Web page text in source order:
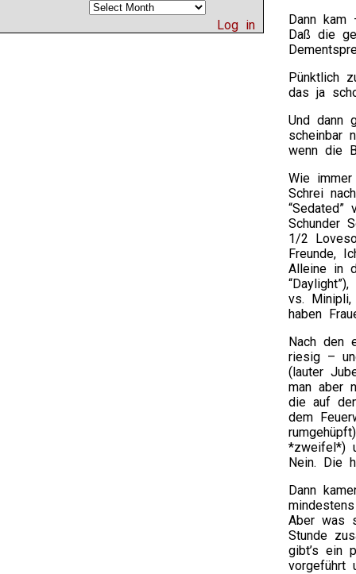
Log in
Dann kam
Daß die
Pünktlich
das ja
Und dann
scheinbar
wenn die
Wie
Schrei
“Sedated”
Schunder
1/2
Freunde,
Alleine in
vs. Minipli,
haben
Nach den
riesig –
(lauter
man aber
die auf
dem
*zweifel*)
Nein. Die
Dann
Aber was
Stunde
gibt’s ein
vorgeführt